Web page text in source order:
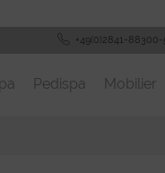
+49(0)2841-88300-
Pedispa Mobilier